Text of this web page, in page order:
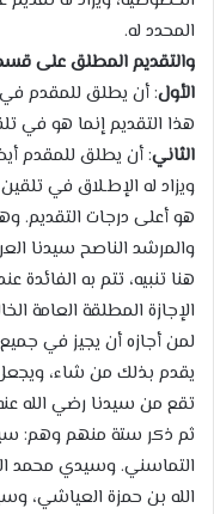
المحدد له.
والتقديم المطلق على
الأول: أن يطلق للمقدم في
هذا التقديم إنما هو في
الثاني: أن يطلق للمقدم
ويزاد له الإطـلاق في
هو أعلى درجات التقديم.
والمرشد الناصح سيدنا
هنا تنبيه، تتم به
الإجازة المطلقة العامة
لمن أجازه أن يجيز في جميع
يقدم بذلك من شاء، ويجعل
تقع من سيدنا رضي الله عنه
ثم ذكر ستة منهم وهم:
التماسني. وسيدي محمد
الله بن حمزة العياشي،